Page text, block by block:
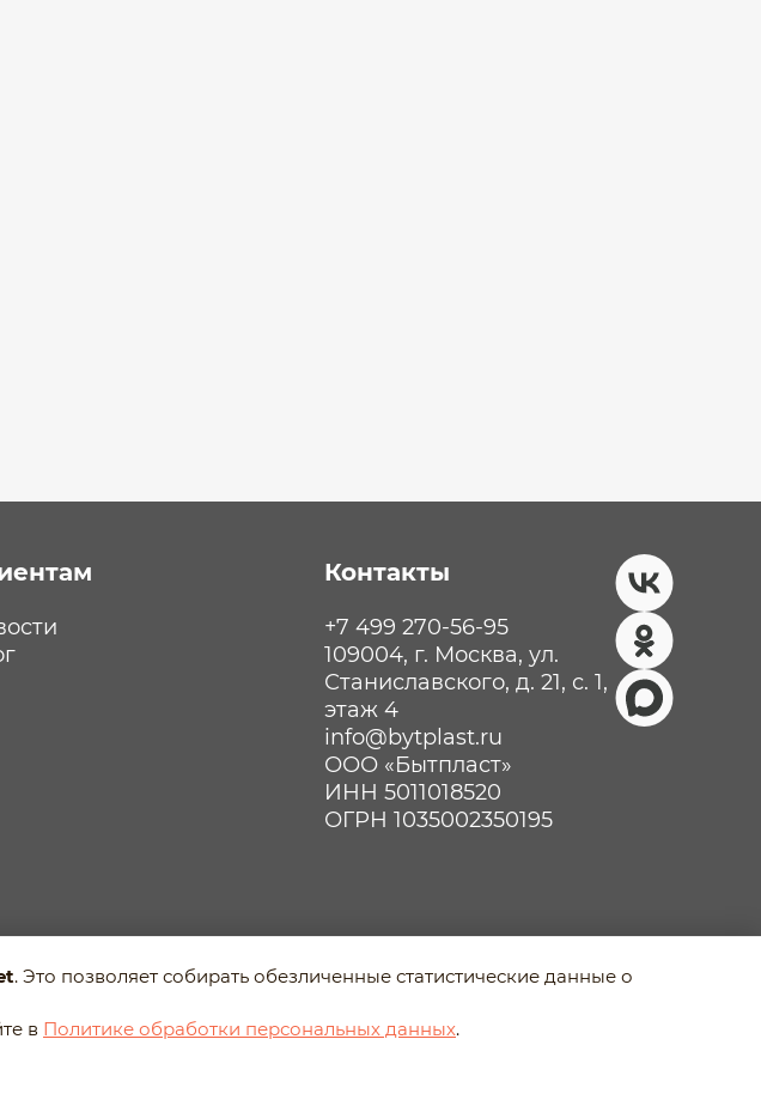
Контакты
+7 499 270-56-95
109004, г. Москва, ул.
Станиславского, д. 21, с. 1,
этаж 4
info@bytplast.ru
ООО «Бытпласт»
ИНН 5011018520
ОГРН 1035002350195
Разработано в Agency-5
. Это позволяет собирать обезличенные статистические данные о
в Политике обработки персональных данных.